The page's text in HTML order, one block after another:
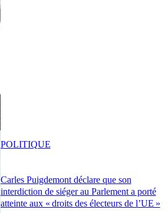
Carles Puigdemont déclare que son
interdiction de siéger au Parlement a porté
atteinte aux « droits des électeurs de l’UE »
POLITIQUE